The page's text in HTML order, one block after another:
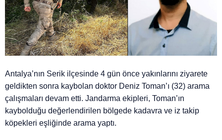
Antalya’nın Serik ilçesinde 4 gün önce yakınlarını ziyarete
geldikten sonra kaybolan doktor Deniz Toman’ı (32) arama
çalışmaları devam etti. Jandarma ekipleri, Toman’ın
kaybolduğu değerlendirilen bölgede kadavra ve iz takip
köpekleri eşliğinde arama yaptı.